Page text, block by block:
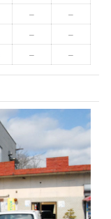
– –
–
–
– –